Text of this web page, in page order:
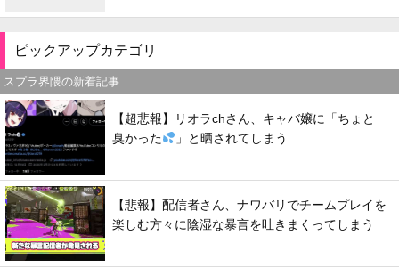
ピックアップカテゴリ
スプラ界隈の新着記事
【超悲報】リオラchさん、キャバ嬢に「ちょと
臭かった
」と晒されてしまう
【悲報】配信者さん、ナワバリでチームプレイを
楽しむ方々に陰湿な暴言を吐きまくってしまう